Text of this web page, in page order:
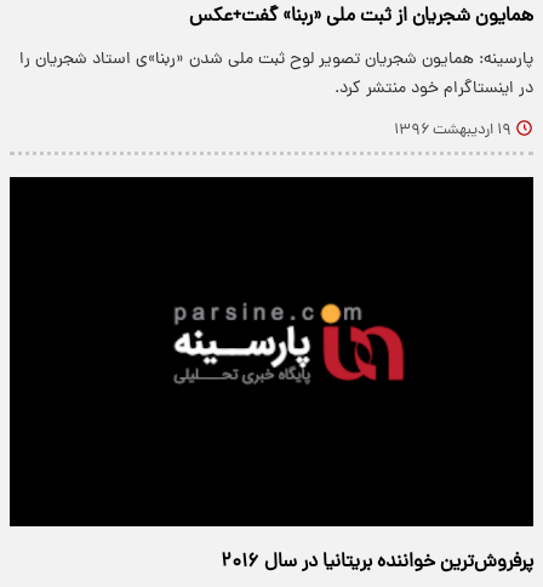
همایون شجریان از ثبت ملی «ربنا» گفت+عکس
پارسینه: همایون شجریان تصویر لوح ثبت ملی شدن «ربنا»ی استاد شجریان را
در اینستاگرام خود منتشر کرد.
۱۹ اردیبهشت ۱۳۹۶
پرفروش‌ترین خواننده بریتانیا در سال ۲۰۱۶